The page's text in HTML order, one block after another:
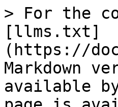
> For the
[llms.txt]
(https://
Markdown
available